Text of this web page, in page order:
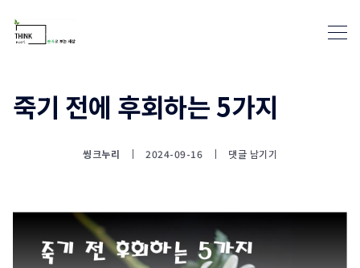
죽기 전에 후회하는 5가지
씽크누리 2024-09-16 댓글 남기기